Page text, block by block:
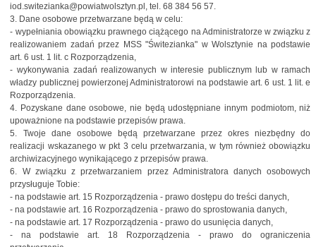
iod.switezianka@powiatwolsztyn.pl, tel. 68 384 56 57.
3. Dane osobowe przetwarzane będą w celu:
- wypełniania obowiązku prawnego ciążącego na Administratorze w związku z
realizowaniem zadań przez MSS "Świtezianka" w Wolsztynie na podstawie
art. 6 ust. 1 lit. c Rozporządzenia,
- wykonywania zadań realizowanych w interesie publicznym lub w ramach
władzy publicznej powierzonej Administratorowi na podstawie art. 6 ust. 1 lit. e
Rozporządzenia.
4. Pozyskane dane osobowe, nie będą udostępniane innym podmiotom, niż
upoważnione na podstawie przepisów prawa.
5. Twoje dane osobowe będą przetwarzane przez okres niezbędny do
realizacji wskazanego w pkt 3 celu przetwarzania, w tym również obowiązku
archiwizacyjnego wynikającego z przepisów prawa.
6. W związku z przetwarzaniem przez Administratora danych osobowych
przysługuje Tobie:
- na podstawie art. 15 Rozporządzenia - prawo dostępu do treści danych,
- na podstawie art. 16 Rozporządzenia - prawo do sprostowania danych,
- na podstawie art. 17 Rozporządzenia - prawo do usunięcia danych,
- na podstawie art. 18 Rozporządzenia - prawo do ograniczenia